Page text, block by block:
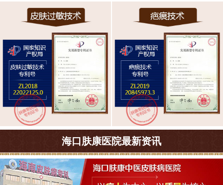
海口肤康医院最新资讯